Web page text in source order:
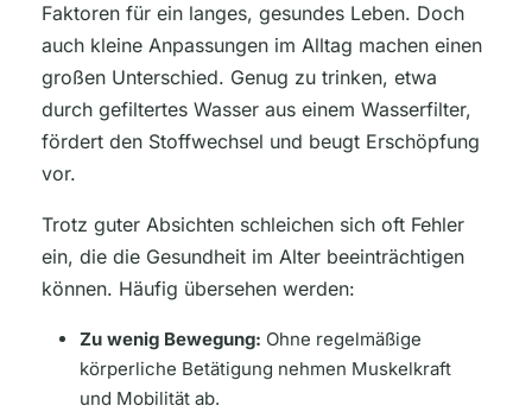
Faktoren für ein langes, gesundes Leben. Doch
auch kleine Anpassungen im Alltag machen einen
großen Unterschied. Genug zu trinken, etwa
durch gefiltertes Wasser aus einem Wasserfilter,
fördert den Stoffwechsel und beugt Erschöpfung
vor.
Trotz guter Absichten schleichen sich oft Fehler
ein, die die Gesundheit im Alter beeinträchtigen
können. Häufig übersehen werden:
Zu wenig Bewegung: Ohne regelmäßige
körperliche Betätigung nehmen Muskelkraft
und Mobilität ab.